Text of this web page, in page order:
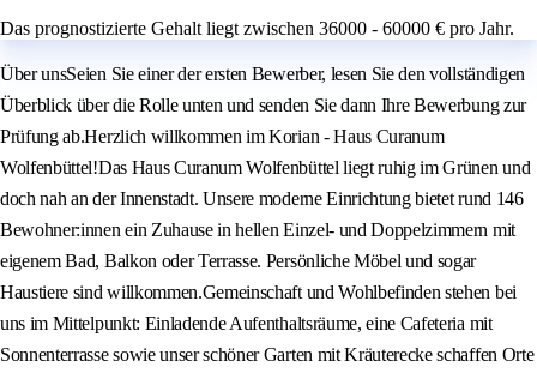
Das prognostizierte Gehalt liegt zwischen 36000 - 60000 € pro Jahr.
Über unsSeien Sie einer der ersten Bewerber, lesen Sie den vollständigen
Überblick über die Rolle unten und senden Sie dann Ihre Bewerbung zur
Prüfung ab.Herzlich willkommen im Korian - Haus Curanum
Wolfenbüttel!Das Haus Curanum Wolfenbüttel liegt ruhig im Grünen und
doch nah an der Innenstadt. Unsere moderne Einrichtung bietet rund 146
Bewohner:innen ein Zuhause in hellen Einzel- und Doppelzimmern mit
eigenem Bad, Balkon oder Terrasse. Persönliche Möbel und sogar
Haustiere sind willkommen.Gemeinschaft und Wohlbefinden stehen bei
uns im Mittelpunkt: Einladende Aufenthaltsräume, eine Cafeteria mit
Sonnenterrasse sowie unser schöner Garten mit Kräuterecke schaffen Orte